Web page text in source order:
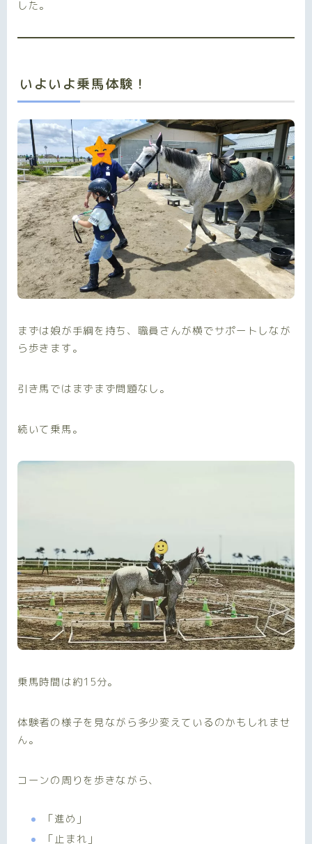
した。
いよいよ乗馬体験！
まずは娘が手綱を持ち、職員さんが横でサポートしなが
ら歩きます。
引き馬ではまずまず問題なし。
続いて乗馬。
乗馬時間は約15分。
体験者の様子を見ながら多少変えているのかもしれませ
ん。
コーンの周りを歩きながら、
「進め」
「止まれ」